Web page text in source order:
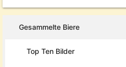
Gesammelte Biere
Top Ten Bilder